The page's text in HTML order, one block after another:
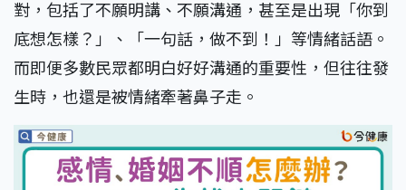
對，包括了不願明講、不願溝通，甚至是出現「你到
底想怎樣？」、「一句話，做不到！」等情緒話語。
而即便多數民眾都明白好好溝通的重要性，但往往發
生時，也還是被情緒牽著鼻子走。